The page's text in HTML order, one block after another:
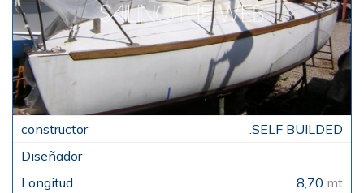
.SELF BUILDED
8,70 mt